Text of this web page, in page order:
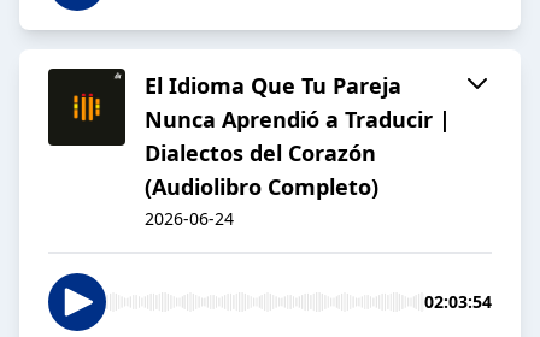
El Idioma Que Tu Pareja
Nunca Aprendió a Traducir |
Dialectos del Corazón
(Audiolibro Completo)
2026-06-24
02:03:54